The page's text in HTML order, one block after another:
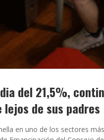
del 21,5%,
de sus padres
en uno de los sectores